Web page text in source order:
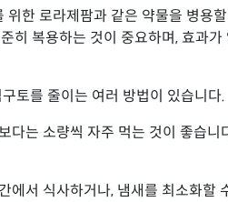
위한 로라제팜과 같은 약물을 병용
히 복용하는 것이 중요하며, 효과
토를 줄이는 여러 방법이 있습니다.
다는 소량씩 자주 먹는 것이 좋습니
에서 식사하거나, 냄새를 최소화할